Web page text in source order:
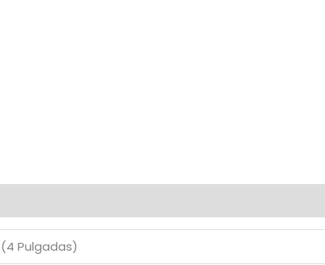
Pulgadas)